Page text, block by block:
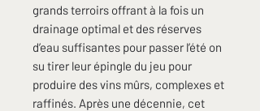
grands terroirs offrant à la fois un
drainage optimal et des réserves
d’eau suffisantes pour passer l’été on
su tirer leur épingle du jeu pour
produire des vins mûrs, complexes et
raffinés. Après une décennie, cet